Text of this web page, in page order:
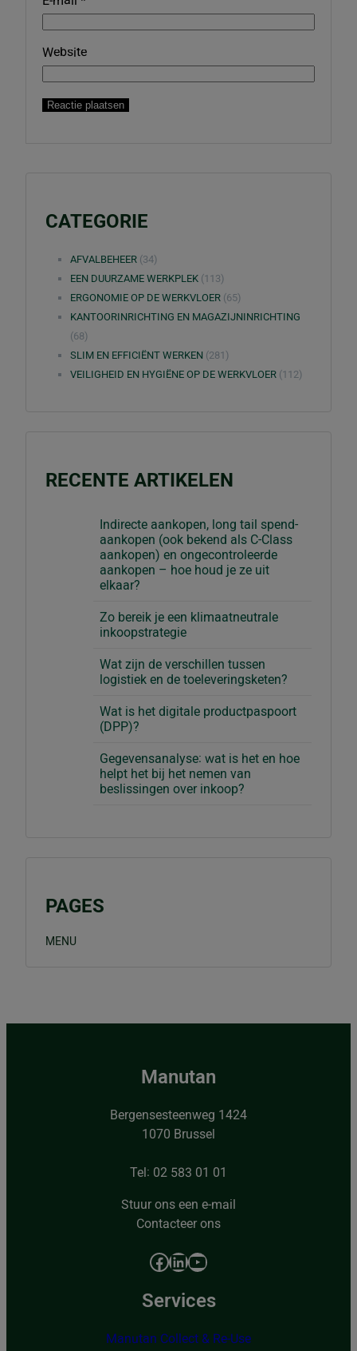
Website
CATEGORIE
AFVALBEHEER(34)
EEN DUURZAME WERKPLEK(113)
ERGONOMIE OP DE WERKVLOER(65)
KANTOORINRICHTING EN MAGAZIJNINRICHTING
(68)
SLIM EN EFFICIËNT WERKEN(281)
VEILIGHEID EN HYGIËNE OP DE WERKVLOER(112)
RECENTE ARTIKELEN
Indirecte aankopen, long tail spend-
aankopen (ook bekend als C-Class
aankopen) en ongecontroleerde
aankopen – hoe houd je ze uit
elkaar?
Zo bereik je een klimaatneutrale
inkoopstrategie
Wat zijn de verschillen tussen
logistiek en de toeleveringsketen?
Wat is het digitale productpaspoort
(DPP)?
Gegevensanalyse: wat is het en hoe
helpt het bij het nemen van
beslissingen over inkoop?
PAGES
MENU
Manutan
Bergensesteenweg 1424
1070 Brussel
Tel: 02 583 01 01
Stuur ons een e-mail
Contacteer ons
Facebook LinkedIn YouTube
Services
Manutan Collect & Re-Use